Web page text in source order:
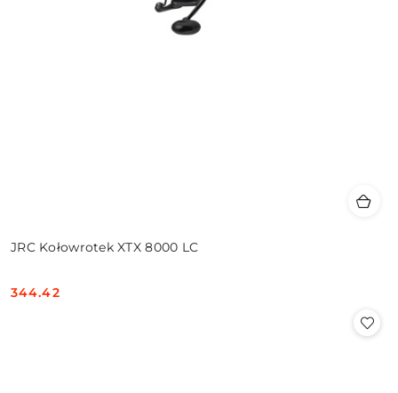
JRC Kołowrotek XTX 8000 LC
Cena:
344.42